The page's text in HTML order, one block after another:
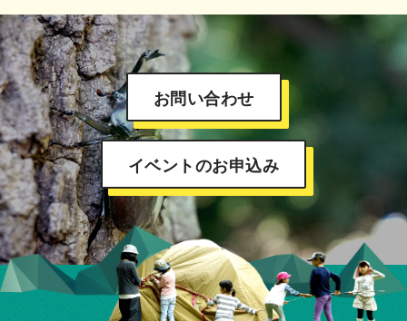
お問い合わせ
イベントのお申込み